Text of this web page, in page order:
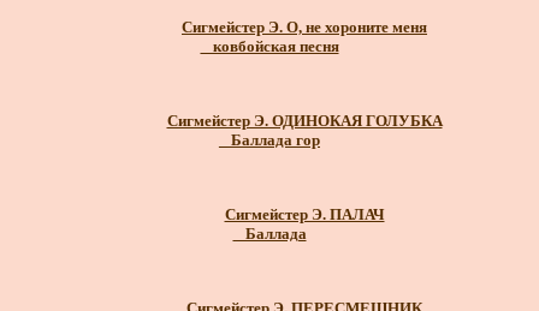
Сигмейстер Э. О, не хороните меня
_ ковбойская песня
Сигмейстер Э. ОДИНОКАЯ ГОЛУБКА
_ Баллада гор
Сигмейстер Э. ПАЛАЧ
_ Баллада